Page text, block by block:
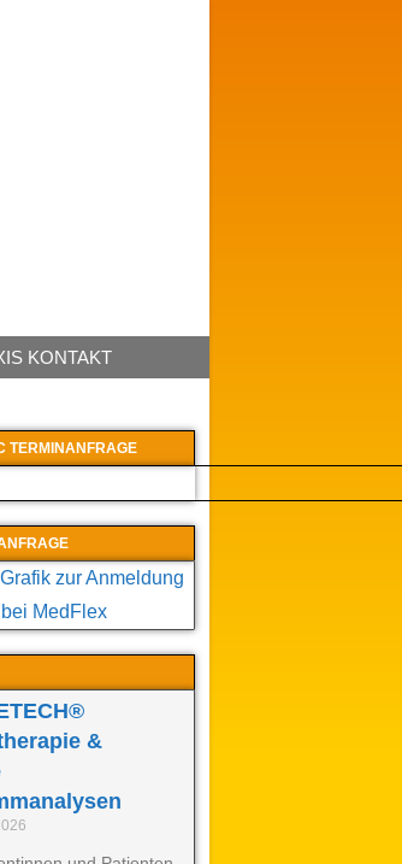
KONTAKT
TERMINANFRAGE
&